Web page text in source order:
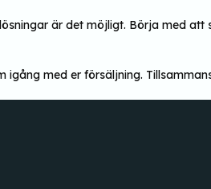
är det möjligt. Börja med
med er försäljning.